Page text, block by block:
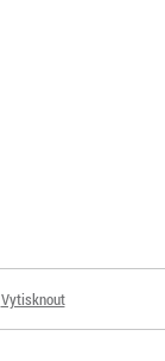
Vytisknout